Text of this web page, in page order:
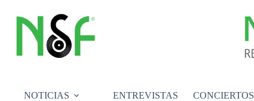
contenido
NOTICIAS ENTREVISTAS CONCIERTOS